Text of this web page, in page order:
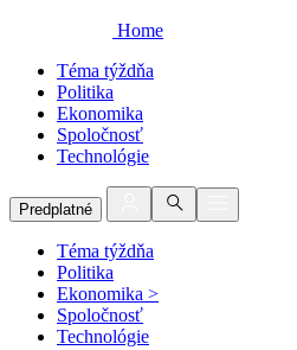
Home
Téma týždňa
Politika
Ekonomika
Spoločnosť
Technológie
Predplatné
Téma týždňa
Politika
Ekonomika >
Spoločnosť
Technológie